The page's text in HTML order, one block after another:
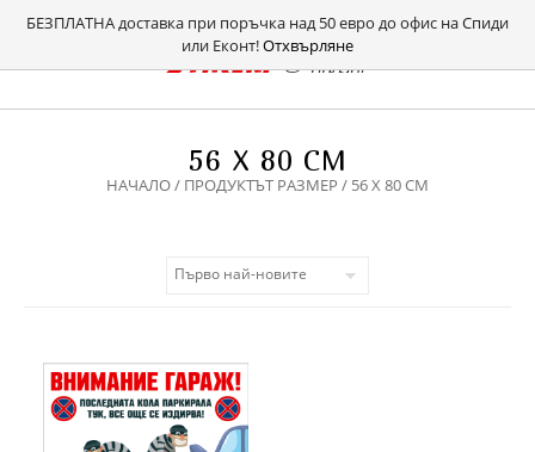
БЕЗПЛАТНА доставка при поръчка над 50 евро до офис на Спиди
или Еконт!Отхвърляне
56 X 80 СМ
НАЧАЛО/ ПРОДУКТЪТ РАЗМЕР / 56 X 80 СМ